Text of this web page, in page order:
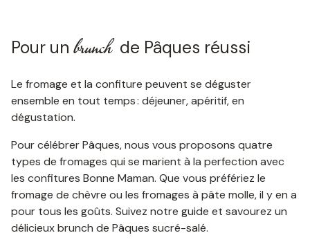
​Pour un brunch de Pâques réussi
Le fromage et la confiture peuvent se déguster
ensemble en tout temps : déjeuner, apéritif, en
dégustation.
Pour célébrer Pâques, nous vous proposons quatre
types de fromages qui se marient à la perfection avec
les confitures Bonne Maman. Que vous préfériez le
fromage de chèvre ou les fromages à pâte molle, il y en a
pour tous les goûts. Suivez notre guide et savourez un
délicieux brunch de Pâques sucré-salé.